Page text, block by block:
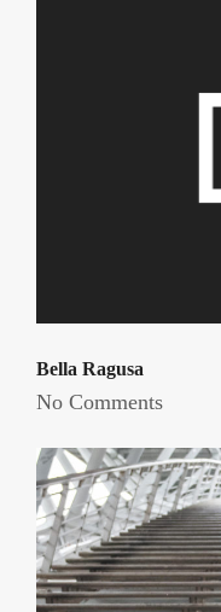
Bella Ragusa
No Comments